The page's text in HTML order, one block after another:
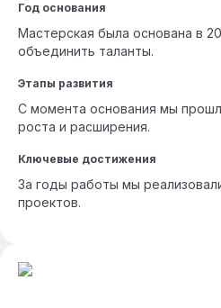
Год основания
Мастерская была основана в
объединить таланты.
Этапы развития
С момента основания мы
роста и расширения.
Ключевые достижения
За годы работы мы
проектов.